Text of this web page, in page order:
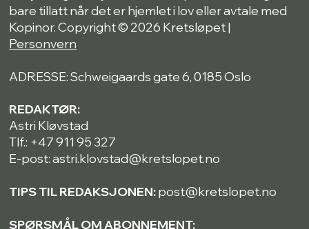
bare tillatt når det er hjemlet i lov eller avtale med
Kopinor. Copyright © 2026 Kretsløpet |
Personvern
ADRESSE: Schweigaards gate 6, 0185 Oslo
REDAKTØR:
Astri Kløvstad
Tlf.: +47 911 95 327
E-post: astri.klovstad@kretslopet.no
TIPS TIL REDAKSJONEN:post@kretslopet.no
SPØRSMÅL OM ABONNEMENT: